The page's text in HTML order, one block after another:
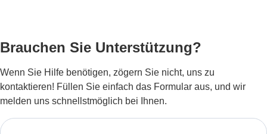
Brauchen Sie Unterstützung?
Wenn Sie Hilfe benötigen, zögern Sie nicht, uns zu
kontaktieren! Füllen Sie einfach das Formular aus, und wir
melden uns schnellstmöglich bei Ihnen.